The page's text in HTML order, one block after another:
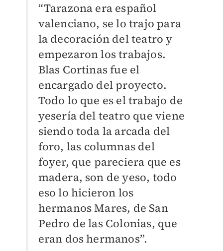
“Tarazona era español
valenciano, se lo trajo para
la decoración del teatro y
empezaron los trabajos.
Blas Cortinas fue el
encargado del proyecto.
Todo lo que es el trabajo de
yesería del teatro que viene
siendo toda la arcada del
foro, las columnas del
foyer, que pareciera que es
madera, son de yeso, todo
eso lo hicieron los
hermanos Mares, de San
Pedro de las Colonias, que
eran dos hermanos”.